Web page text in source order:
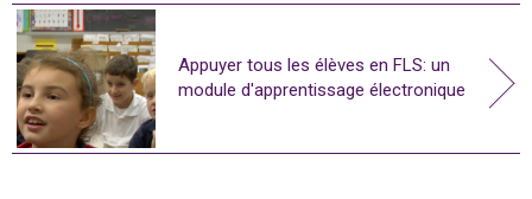
Appuyer tous les élèves en FLS: un
module d'apprentissage électronique